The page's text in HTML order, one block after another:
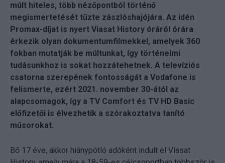
múlt hiteles, több nézőpontból történő
megismertetését tűzte zászlóshajójára. Az idén
Promax-díjat is nyert Viasat History óráról órára
érkezik olyan dokumentumfilmekkel, amelyek 360
fokban mutatják be múltunkat, így történelmi
tudásunkhoz is sokat hozzátehetnek. A televíziós
csatorna szerepének fontosságát a Vodafone is
felismerte, ezért 2021. november 30-ától az
alapcsomagok, így a TV Comfort és TV HD Basic
előfizetői is élvezhetik a szórakoztatva tanító
műsorokat.
Bő 17 éve, akkor hiánypótló adóként indult el Viasat